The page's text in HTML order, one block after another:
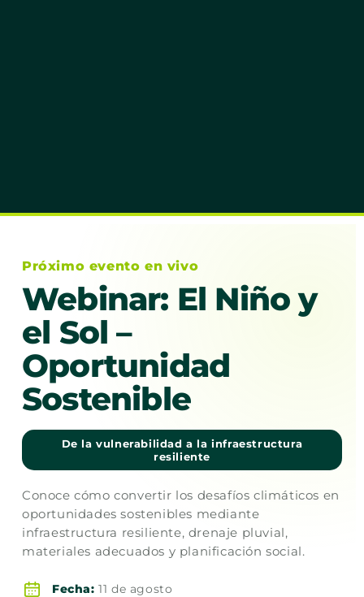
Próximo evento en vivo
Webinar: El Niño y
el Sol –
Oportunidad
Sostenible
De la vulnerabilidad a la infraestructura
resiliente
Conoce cómo convertir los desafíos climáticos en
oportunidades sostenibles mediante
infraestructura resiliente, drenaje pluvial,
materiales adecuados y planificación social.
Fecha: 11 de agosto